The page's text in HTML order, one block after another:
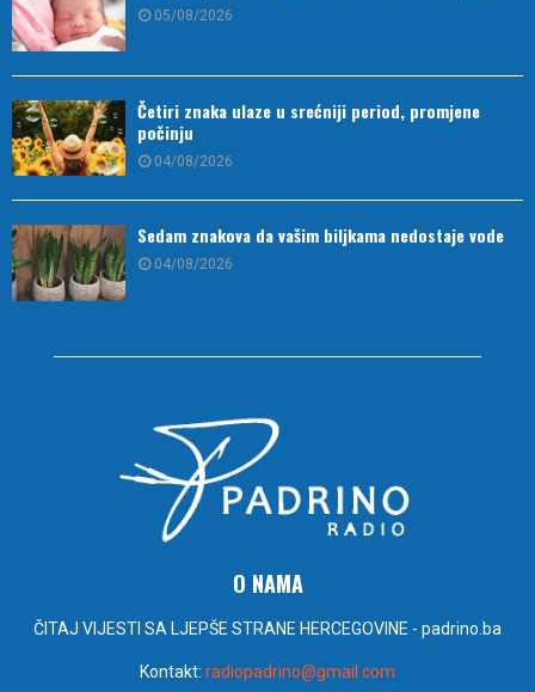
05/08/2026
Četiri znaka ulaze u srećniji period, promjene
počinju
04/08/2026
Sedam znakova da vašim biljkama nedostaje vode
04/08/2026
O NAMA
ČITAJ VIJESTI SA LJEPŠE STRANE HERCEGOVINE - padrino.ba
Kontakt: radiopadrino@gmail.com